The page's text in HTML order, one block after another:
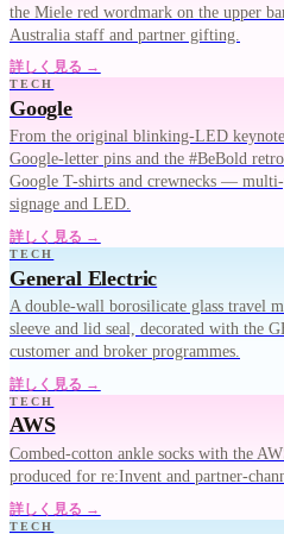
the Miele red wordmark on the upper
Australia staff and partner gifting.
詳しく見る →
TECH
Google
From the original blinking-LED
Google-letter pins and the #BeBold
Google T-shirts and crewnecks — multi-
signage and LED.
詳しく見る →
TECH
General Electric
A double-wall borosilicate glass travel
sleeve and lid seal, decorated with the
customer and broker programmes.
詳しく見る →
TECH
AWS
Combed-cotton ankle socks with the
produced for re:Invent and partner-
詳しく見る →
TECH